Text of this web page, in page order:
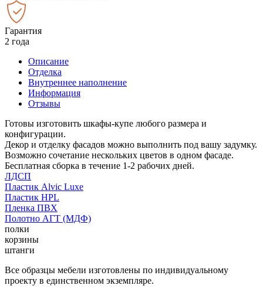
Гарантия
2 года
Описание
Отделка
Внутреннее наполнение
Информация
Отзывы
Готовы изготовить шкафы-купе любого размера и
конфигурации.
Декор и отделку фасадов можно выполнить под вашу задумку.
Возможно сочетание нескольких цветов в одном фасаде.
Бесплатная сборка в течение 1-2 рабочих дней.
ЛДСП
Пластик Alvic Luxe
Пластик HPL
Пленка ПВХ
Полотно АГТ (МДФ)
полки
корзины
штанги
Все образцы мебели изготовлены по индивидуальному
проекту в единственном экземпляре.